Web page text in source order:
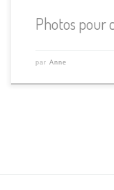
Photos pour
par Anne